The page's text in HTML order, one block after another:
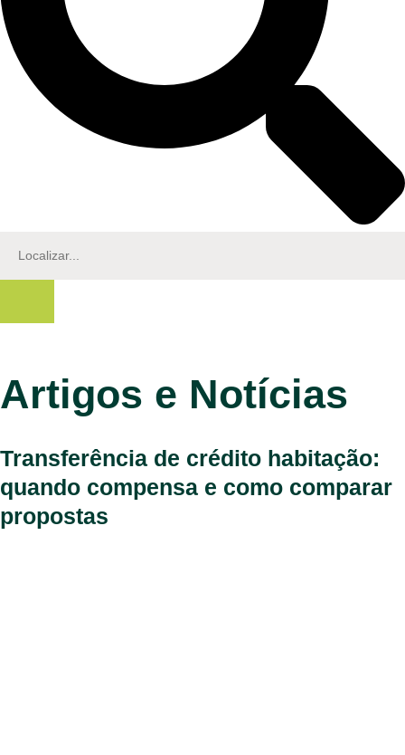
Artigos e Notícias
Transferência de crédito habitação:
quando compensa e como comparar
propostas